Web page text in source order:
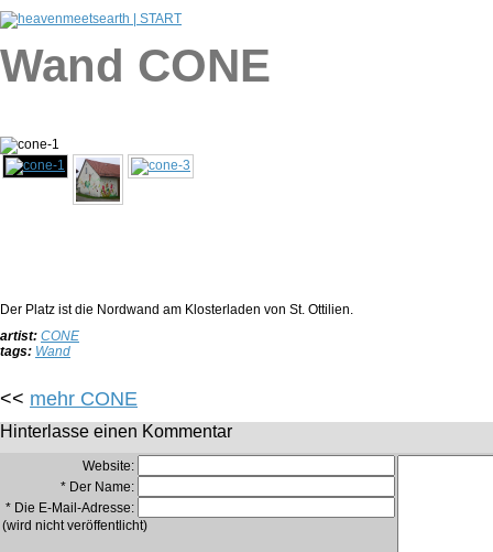
Wand CONE
Der Platz ist die Nordwand am Klosterladen von St. Ottilien.
artist: CONE
tags: Wand
<< mehr CONE
Hinterlasse einen Kommentar
Website:
* Der Name:
* Die E-Mail-Adresse:
(wird nicht veröffentlicht)